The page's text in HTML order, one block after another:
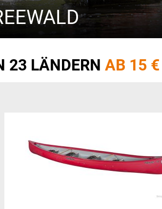
23 LÄNDERN AB 15 €